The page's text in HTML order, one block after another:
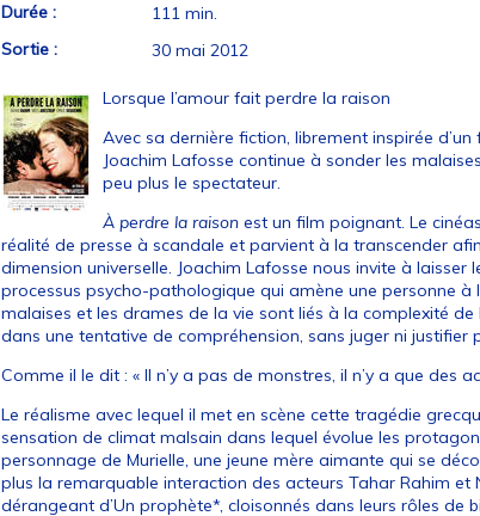
Durée :
111 min.
Sortie :
30 mai 2012
Lorsque l’amour fait perdre la raison
Avec sa dernière fiction, librement inspirée
Joachim Lafosse continue à sonder les
peu plus le spectateur.
À perdre la raison est un film poignant. Le
réalité de presse à scandale et parvient à la transcender
dimension universelle. Joachim Lafosse nous invite à
processus psycho-pathologique qui amène une personne à
malaises et les drames de la vie sont liés à la complexité
dans une tentative de compréhension, sans juger ni justifier
Comme il le dit : « Il n’y a pas de monstres, il n’y a que des
Le réalisme avec lequel il met en scène cette tragédie
sensation de climat malsain dans lequel évolue les
personnage de Murielle, une jeune mère aimante qui se
plus la remarquable interaction des acteurs Tahar Rahim et
dérangeant d’Un prophète*, cloisonnés dans leurs rôles de